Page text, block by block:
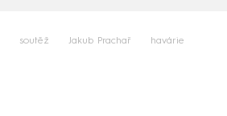
soutěž Jakub Prachař havárie